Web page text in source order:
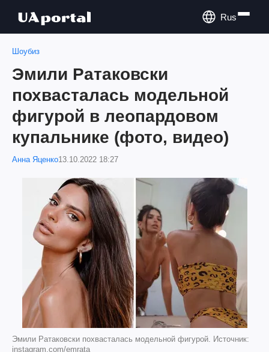
Rus
Шоубиз
Эмили Ратаковски
похвасталась модельной
фигурой в леопардовом
купальнике (фото, видео)
Анна Яценко13.10.2022 18:27
Эмили Ратаковски похвасталась модельной фигурой. Источник:
instagram.com/emrata